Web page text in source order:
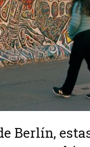
Berlín,